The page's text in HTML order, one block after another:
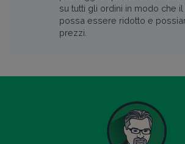
su tutti gli ordini in modo che
possa essere ridotto e
prezzi.